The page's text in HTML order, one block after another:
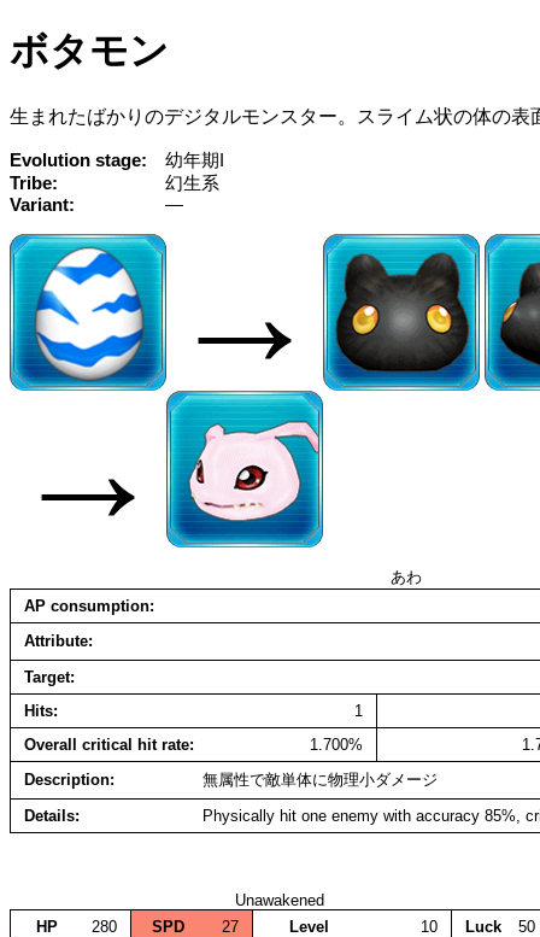
ボタモン
生まれたばかりのデジタルモンスター。スライム状の体の
Evolution stage
幼年期I
Tribe
幻生系
Variant
—
→
→
あわ
AP consumption
Attribute
Target
Hits
1
Overall critical hit rate
1.700%
Description
無属性で敵単体に物理小ダメージ
Details
Physically hit one enemy with accuracy 85%,
Unawakened
HP
280 SPD 27 Level 10 Luck
50